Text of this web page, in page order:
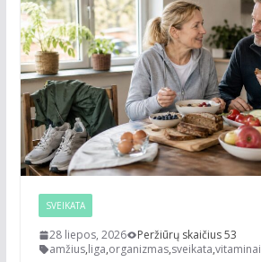
SVEIKATA
28 liepos, 2026
Peržiūrų skaičius 53
amžius,liga,organizmas,sveikata,vitaminai